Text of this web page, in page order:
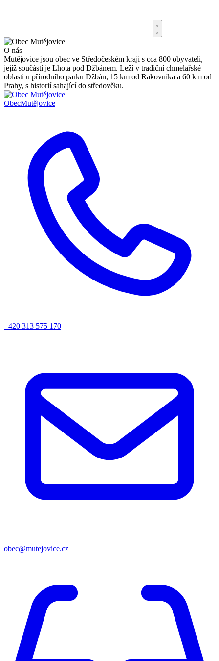
O nás
Mutějovice jsou obec ve Středočeském kraji s cca 800 obyvateli,
jejíž součástí je Lhota pod Džbánem. Leží v tradiční chmelařské
oblasti u přírodního parku Džbán, 15 km od Rakovníka a 60 km od
Prahy, s historií sahající do středověku.
ObecMutějovice
+420 313 575 170
obec@mutejovice.cz